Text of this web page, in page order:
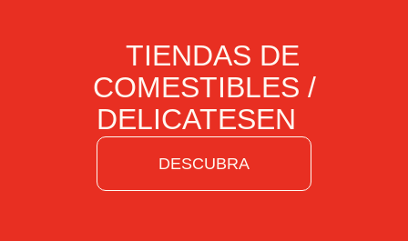
TIENDAS DE
COMESTIBLES /
DELICATESEN
DESCUBRA